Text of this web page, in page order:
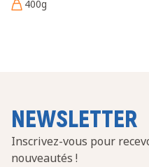
400g
NEWSLETTER
Inscrivez-vous pour
nouveautés !